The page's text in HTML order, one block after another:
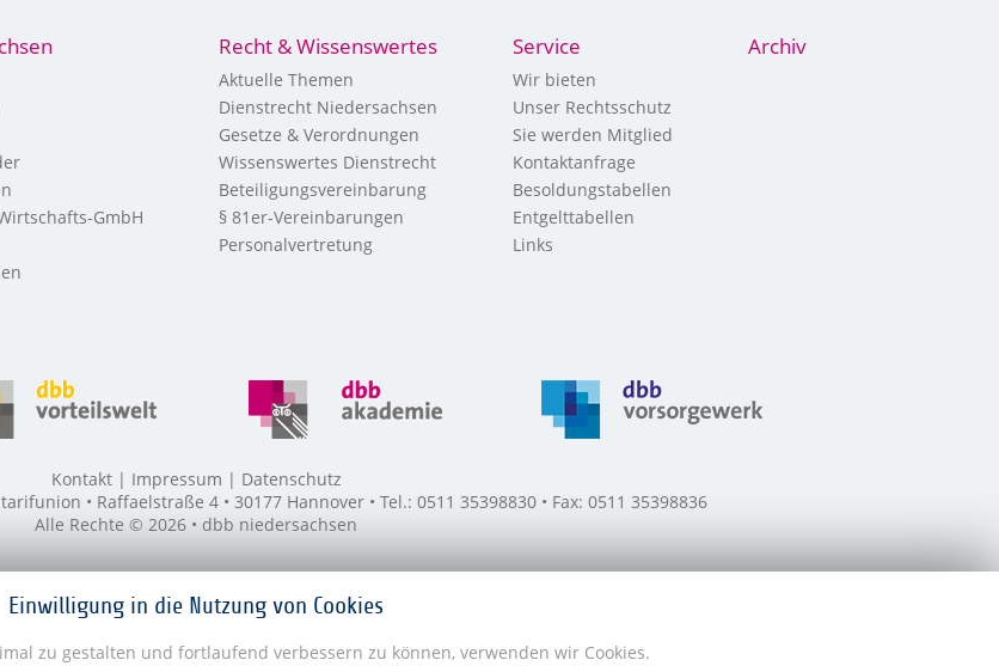
GmbH
Recht & Wissenswertes
Aktuelle Themen
Dienstrecht Niedersachsen
Gesetze & Verordnungen
Wissenswertes Dienstrecht
Beteiligungsvereinbarung
§ 81er-Vereinbarungen
Personalvertretung
Service
Wir bieten
Unser Rechtsschutz
Sie werden Mitglied
Kontaktanfrage
Besoldungstabellen
Entgelttabellen
Links
Archiv
Kontakt Impressum
Datenschutz
• Raffaelstraße 4 • 30177 Hannover • Tel.: 0511 35398830 • Fax: 0511 35398836
Alle Rechte © 2026 • dbb niedersachsen
Einwilligung in die Nutzung von Cookies
zu gestalten und fortlaufend verbessern zu können, verwenden wir Cookies.